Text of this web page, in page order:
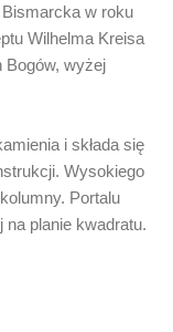
w roku
Wilhelma Kreisa
Bogów, wyżej
i składa się
Wysokiego
Portalu
na planie kwadratu.